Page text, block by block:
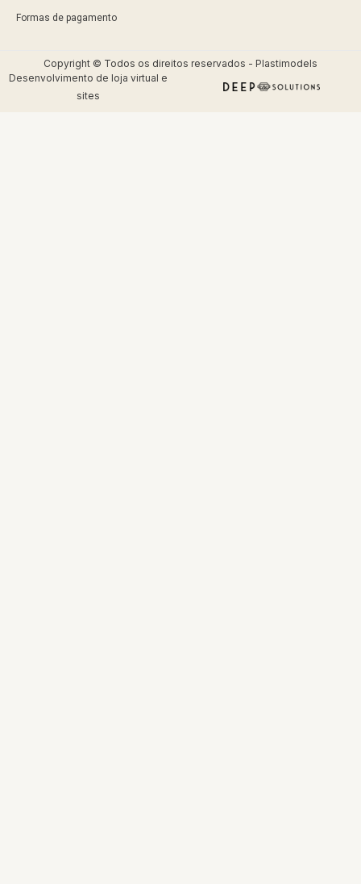
Formas de pagamento
Copyright © Todos os direitos reservados - Plastimodels
Desenvolvimento de loja virtual e
sites